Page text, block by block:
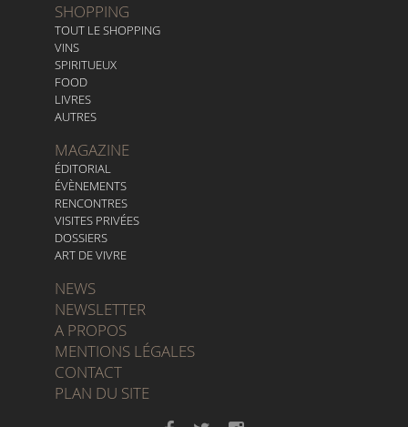
SHOPPING
TOUT LE SHOPPING
VINS
SPIRITUEUX
FOOD
LIVRES
AUTRES
MAGAZINE
ÉDITORIAL
ÉVÈNEMENTS
RENCONTRES
VISITES PRIVÉES
DOSSIERS
ART DE VIVRE
NEWS
NEWSLETTER
A PROPOS
MENTIONS LÉGALES
CONTACT
PLAN DU SITE